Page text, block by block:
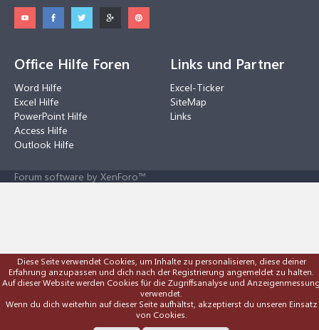
Office Hilfe Foren
Word Hilfe
Excel Hilfe
PowerPoint Hilfe
Access Hilfe
Outlook Hilfe
Links und Partner
Excel-Ticker
SiteMap
Links
Forum software by XenForo™
Diese Seite verwendet Cookies, um Inhalte zu personalisieren, diese deiner
Erfahrung anzupassen und dich nach der Registrierung angemeldet zu halten.
Auf dieser Website werden Cookies für die Zugriffsanalyse und
verwendet.
Wenn du dich weiterhin auf dieser Seite aufhältst, akzeptierst du unseren Einsatz
von Cookies.